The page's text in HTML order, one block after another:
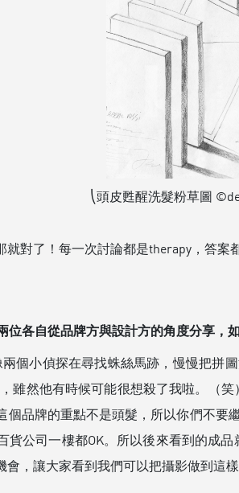
⎝頭皮甦醒洗髮粉草圖
對了！每一次討論都是therapy，答案
位各自從品牌方與設計方的角度分享，
個小偵探在尋找蛛絲馬跡，慢慢把拼
雖然他有時候可能很想殺了我啦。（
品牌的重點不是頭髮，所以你們不
貨公司一樓都OK。所以後來看到的成
，讓大家看到我們可以把攝影做到這樣